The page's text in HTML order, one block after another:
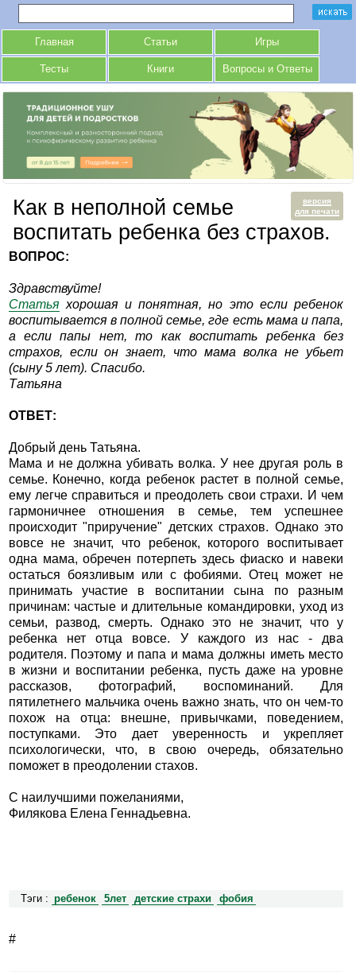
Главная Статьи Игры
Тесты Книги Вопросы и Ответы
версия
для печати
Как в неполной семье
воспитать ребенка без страхов.
ВОПРОС:
Здравствуйте!
Статьяхорошая и понятная, но это если ребенок
воспитывается в полной семье, где есть мама и папа,
а если папы нет, то как воспитать ребенка без
страхов, если он знает, что мама волка не убьет
(сыну 5 лет). Спасибо.
Татьяна
ОТВЕТ:
Добрый день Татьяна.
Мама и не должна убивать волка. У нее другая роль в
семье. Конечно, когда ребенок растет в полной семье,
ему легче справиться и преодолеть свои страхи. И чем
гармоничнее отношения в семье, тем успешнее
происходит "приручение" детских страхов. Однако это
вовсе не значит, что ребенок, которого воспитывает
одна мама, обречен потерпеть здесь фиаско и навеки
остаться боязливым или с фобиями. Отец может не
принимать участие в воспитании сына по разным
причинам: частые и длительные командировки, уход из
семьи, развод, смерть. Однако это не значит, что у
ребенка нет отца вовсе. У каждого из нас - два
родителя. Поэтому и папа и мама должны иметь место
в жизни и воспитании ребенка, пусть даже на уровне
рассказов, фотографий, воспоминаний. Для
пятилетнего мальчика очень важно знать, что он чем-то
похож на отца: внешне, привычками, поведением,
поступками. Это дает уверенность и укрепляет
психологически, что, в свою очередь, обязательно
поможет в преодолении стахов.
С наилучшими пожеланиями,
Филякова Елена Геннадьевна.
Тэги : ребенок 5лет детские страхи фобия
#